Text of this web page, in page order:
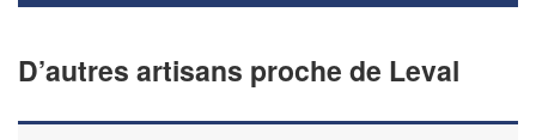
D’autres artisans proche de Leval